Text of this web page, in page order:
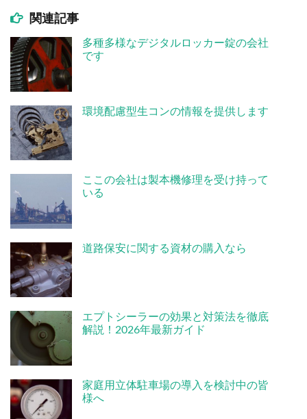
関連記事
多種多様なデジタルロッカー錠の会社
です
環境配慮型生コンの情報を提供します
ここの会社は製本機修理を受け持って
いる
道路保安に関する資材の購入なら
エプトシーラーの効果と対策法を徹底
解説！2026年最新ガイド
家庭用立体駐車場の導入を検討中の皆
様へ